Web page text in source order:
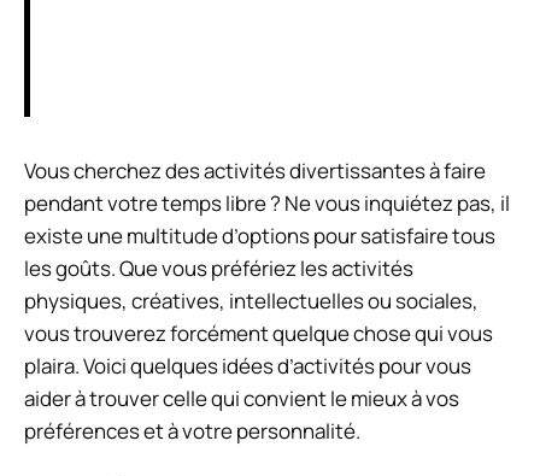
Vous cherchez des activités divertissantes à faire
pendant votre temps libre ? Ne vous inquiétez pas, il
existe une multitude d’options pour satisfaire tous
les goûts. Que vous préfériez les activités
physiques, créatives, intellectuelles ou sociales,
vous trouverez forcément quelque chose qui vous
plaira. Voici quelques idées d’activités pour vous
aider à trouver celle qui convient le mieux à vos
préférences et à votre personnalité.